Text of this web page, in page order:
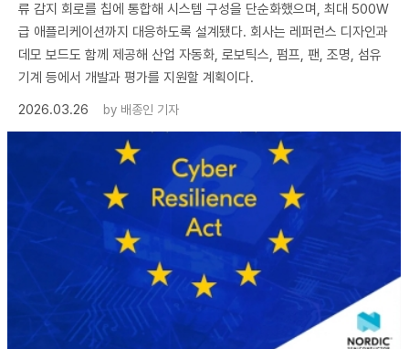
류 감지 회로를 칩에 통합해 시스템 구성을 단순화했으며, 최대 500W
급 애플리케이션까지 대응하도록 설계됐다. 회사는 레퍼런스 디자인과
데모 보드도 함께 제공해 산업 자동화, 로보틱스, 펌프, 팬, 조명, 섬유
기계 등에서 개발과 평가를 지원할 계획이다.
2026.03.26
by 배종인 기자